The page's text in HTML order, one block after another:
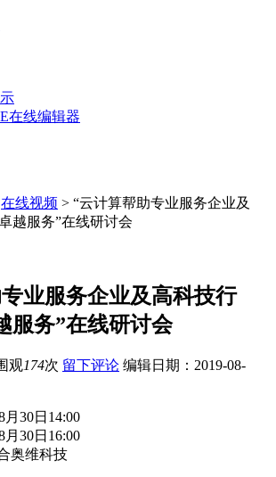
在线编辑器
在线视频 > “云计算帮助专业服务企业及
越服务”在线研讨会
业服务企业及高科技行
服务”在线研讨会
观174次 留下评论 编辑日期： 2019-08-
30日14:00
30日16:00
奥维科技